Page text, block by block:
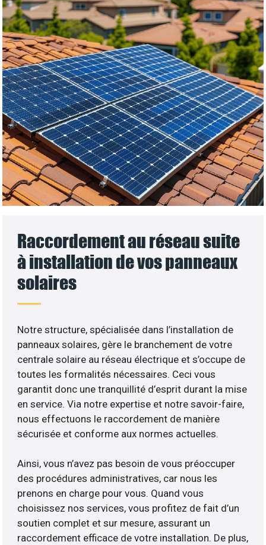
Raccordement au réseau suite
à installation de vos panneaux
solaires
Notre structure, spécialisée dans l’installation de
panneaux solaires, gère le branchement de votre
centrale solaire au réseau électrique et s’occupe de
toutes les formalités nécessaires. Ceci vous
garantit donc une tranquillité d’esprit durant la mise
en service. Via notre expertise et notre savoir-faire,
nous effectuons le raccordement de manière
sécurisée et conforme aux normes actuelles.
Ainsi, vous n’avez pas besoin de vous préoccuper
des procédures administratives, car nous les
prenons en charge pour vous. Quand vous
choisissez nos services, vous profitez de fait d’un
soutien complet et sur mesure, assurant un
raccordement efficace de votre installation. De plus,